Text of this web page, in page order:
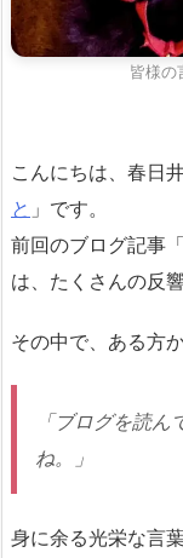
皆様の
こんにちは、春日
と 」です。
前回のブログ記事「
は、たくさんの反
その中で、ある方
「ブログを読
ね。」
身に余る光栄な言